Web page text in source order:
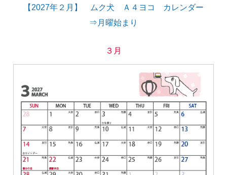
【2027年２月】 ムク犬 Ａ４ヨコ カレンダー
⇒月曜始まり
３月